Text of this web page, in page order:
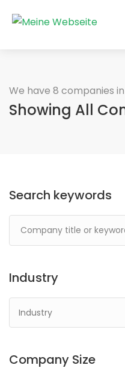
We have 8 companies
Showing All
Search keywords
Industry
Industry
Company Size